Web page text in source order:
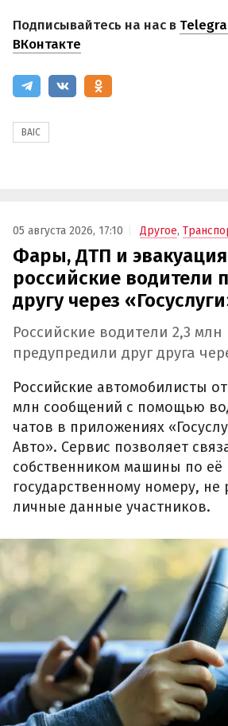
Подписывайтесь на нас в
ВКонтакте
BAIC
05 августа 2026, 17:10 Другое,
Фары, ДТП и
российские водители
другу через
Российские водители 2,3 млн
предупредили друг друга
Российские автомобилисты
млн сообщений с помощью
чатов в приложениях
Авто». Сервис позволяет
собственником машины по её
государственному номеру, не
личные данные участников.